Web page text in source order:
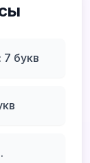
7 букв